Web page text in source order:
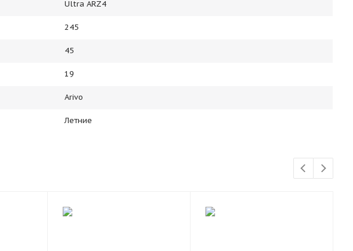
Ultra ARZ4
245
45
19
Arivo
Летние